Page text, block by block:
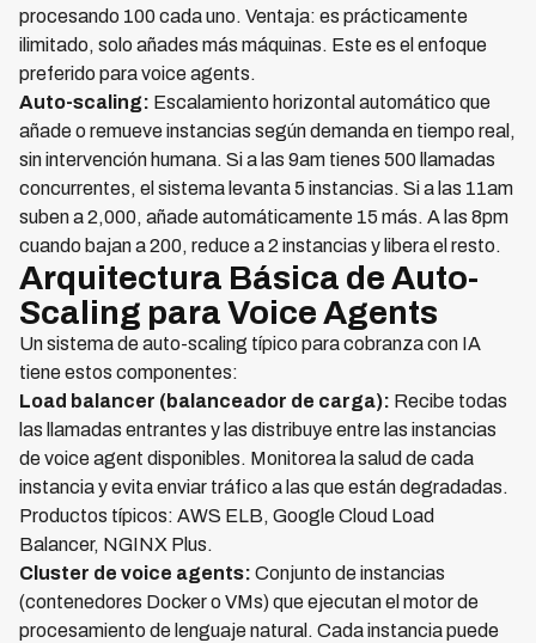
procesando 100 cada uno. Ventaja: es prácticamente
ilimitado, solo añades más máquinas. Este es el enfoque
preferido para voice agents.
Auto-scaling: Escalamiento horizontal automático que
añade o remueve instancias según demanda en tiempo real,
sin intervención humana. Si a las 9am tienes 500 llamadas
concurrentes, el sistema levanta 5 instancias. Si a las 11am
suben a 2,000, añade automáticamente 15 más. A las 8pm
cuando bajan a 200, reduce a 2 instancias y libera el resto.
Arquitectura Básica de Auto-
Scaling para Voice Agents
Un sistema de auto-scaling típico para cobranza con IA
tiene estos componentes:
Load balancer (balanceador de carga): Recibe todas
las llamadas entrantes y las distribuye entre las instancias
de voice agent disponibles. Monitorea la salud de cada
instancia y evita enviar tráfico a las que están degradadas.
Productos típicos: AWS ELB, Google Cloud Load
Balancer, NGINX Plus.
Cluster de voice agents: Conjunto de instancias
(contenedores Docker o VMs) que ejecutan el motor de
procesamiento de lenguaje natural. Cada instancia puede